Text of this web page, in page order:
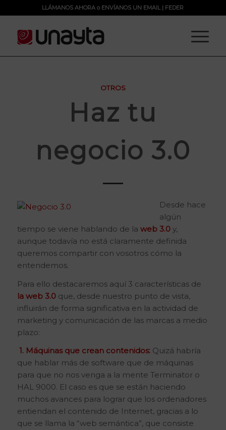
LLÁMANOS AHORA o ENVÍANOS UN EMAIL| FEDER
OTROS
Haz tu
negocio 3.0
Desde hace
algún
tiempo se viene hablando de la web 3.0y,
aunque todavía no está claramente definida
queremos compartir con vosotros cómo la
entendemos.
Para ello destacaremos aquí 3 características de
la web 3.0que, desde nuestro punto de vista,
influirán de forma significativa en la actividad de
marketing y comunicación de las marcas a medio
plazo:
1. Máquinas que crean contenidos: Quizá habría
que hablar más de software que de máquinas
para que no nos venga a la mente Terminator o
HAL 9000. El caso es que se están haciendo
muchos avances para lograr que los ordenadores
entiendan el contenido de Internet, gracias a lo
que se llama la “web semántica”, que consiste